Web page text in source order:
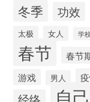
冬季 功效
太极 女人 学
春节 春节
游戏 男人
自